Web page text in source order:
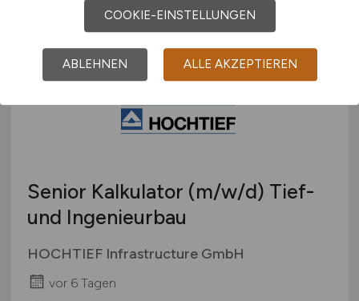
Weiterstadt
Senior Kalkulator (m/w/d) Tief-
und Ingenieurbau
HOCHTIEF Infrastructure GmbH
vor 6 Tagen
COOKIE-EINSTELLUNGEN
ABLEHNEN ALLE AKZEPTIEREN